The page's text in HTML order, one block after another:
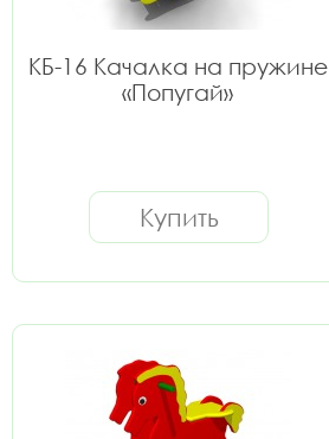
КБ-16 Качалка на пружине
«Попугай»
Купить